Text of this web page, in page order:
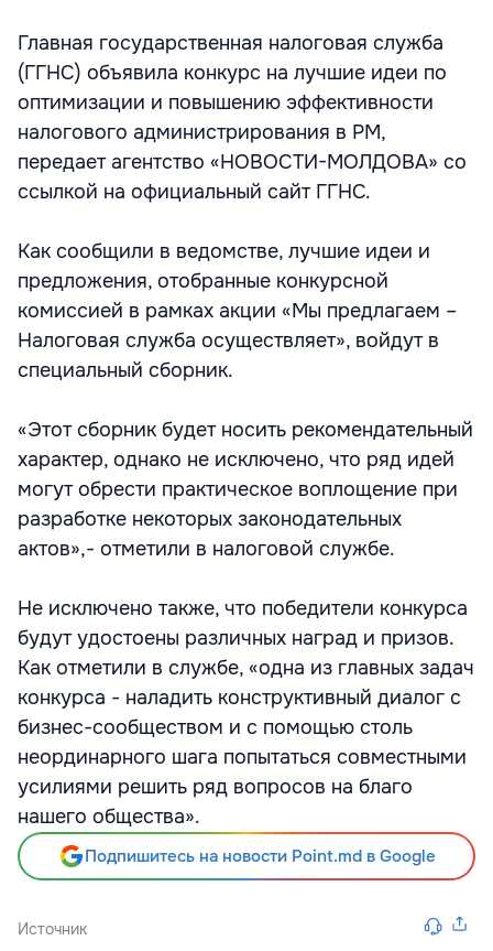
Главная государственная налоговая служба
(ГГНС) объявила конкурс на лучшие идеи по
оптимизации и повышению эффективности
налогового администрирования в РМ,
передает агентство «НОВОСТИ-МОЛДОВА» со
ссылкой на официальный сайт ГГНС.
Как сообщили в ведомстве, лучшие идеи и
предложения, отобранные конкурсной
комиссией в рамках акции «Мы предлагаем –
Налоговая служба осуществляет», войдут в
специальный сборник.
«Этот сборник будет носить рекомендательный
характер, однако не исключено, что ряд идей
могут обрести практическое воплощение при
разработке некоторых законодательных
актов»,- отметили в налоговой службе.
Не исключено также, что победители конкурса
будут удостоены различных наград и призов.
Как отметили в службе, «одна из главных задач
конкурса - наладить конструктивный диалог с
бизнес-сообществом и с помощью столь
неординарного шага попытаться совместными
усилиями решить ряд вопросов на благо
нашего общества».
Подпишитесь на новости Point.md в Google
Источник